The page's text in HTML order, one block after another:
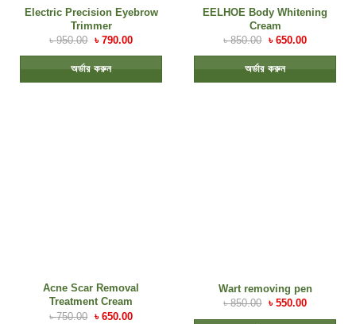
Electric Precision Eyebrow
Trimmer
৳950.00 ৳ 790.00
অর্ডার করুন
EELHOE Body Whitening
Cream
৳850.00 ৳ 650.00
অর্ডার করুন
Acne Scar Removal
Treatment Cream
৳750.00 ৳ 650.00
Wart removing pen
৳850.00 ৳ 550.00